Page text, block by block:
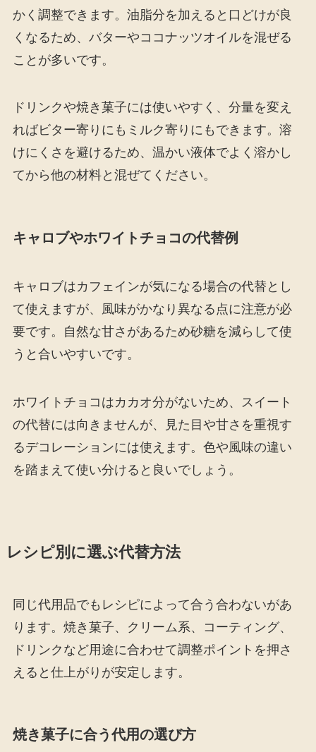
かく調整できます。油脂分を加えると口どけが良
くなるため、バターやココナッツオイルを混ぜる
ことが多いです。
ドリンクや焼き菓子には使いやすく、分量を変え
ればビター寄りにもミルク寄りにもできます。溶
けにくさを避けるため、温かい液体でよく溶かし
てから他の材料と混ぜてください。
キャロブやホワイトチョコの代替例
キャロブはカフェインが気になる場合の代替とし
て使えますが、風味がかなり異なる点に注意が必
要です。自然な甘さがあるため砂糖を減らして使
うと合いやすいです。
ホワイトチョコはカカオ分がないため、スイート
の代替には向きませんが、見た目や甘さを重視す
るデコレーションには使えます。色や風味の違い
を踏まえて使い分けると良いでしょう。
レシピ別に選ぶ代替方法
同じ代用品でもレシピによって合う合わないがあ
ります。焼き菓子、クリーム系、コーティング、
ドリンクなど用途に合わせて調整ポイントを押さ
えると仕上がりが安定します。
焼き菓子に合う代用の選び方